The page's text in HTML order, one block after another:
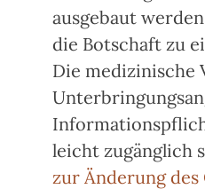
ausgebaut
die Botschaft zu
Die medizinische
leicht zugänglich
zur Änderung